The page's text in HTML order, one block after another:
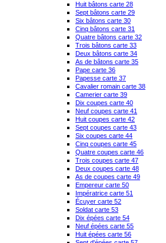
Huit bâtons carte 28
Sept bâtons carte 29
Six bâtons carte 30
Cinq bâtons carte 31
Quatre bâtons carte 32
Trois bâtons carte 33
Deux bâtons carte 34
As de bâtons carte 35
Pape carte 36
Papesse carte 37
Cavalier romain carte 38
Camerier carte 39
Dix coupes carte 40
Neuf coupes carte 41
Huit coupes carte 42
Sept coupes carte 43
Six coupes carte 44
Cinq coupes carte 45
Quatre coupes carte 46
Trois coupes carte 47
Deux coupes carte 48
As de coupes carte 49
Empereur carte 50
Impératrice carte 51
Écuyer carte 52
Soldat carte 53
Dix épées carte 54
Neuf épées carte 55
Huit épées carte 56